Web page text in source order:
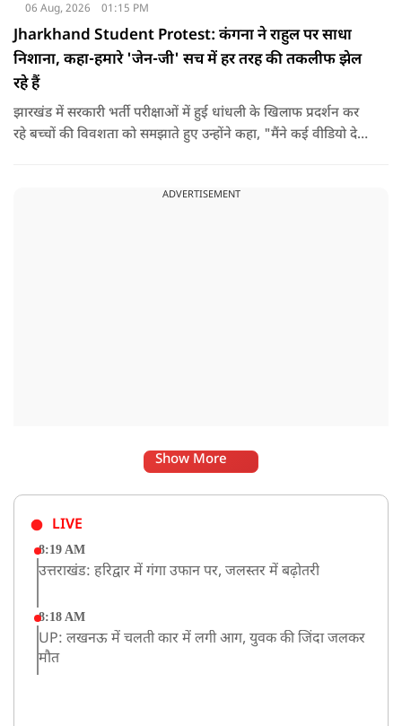
06 Aug, 2026 01:15 PM
Jharkhand Student Protest: कंगना ने राहुल पर साधा
निशाना, कहा-हमारे 'जेन-जी' सच में हर तरह की तकलीफ झेल
रहे हैं
झारखंड में सरकारी भर्ती परीक्षाओं में हुई धांधली के खिलाफ प्रदर्शन कर
रहे बच्चों की विवशता को समझाते हुए उन्होंने कहा, "मैंने कई वीडियो देखे
यहां तक गंभीर हैं कि बच्चों के पास ऑनलाइन फूड नहीं जा पा रहा है. ऐसी
ADVERTISEMENT
Show More
LIVE
8:19 AM
उत्तराखंड: हरिद्वार में गंगा उफान पर, जलस्तर में बढ़ोतरी
8:18 AM
UP: लखनऊ में चलती कार में लगी आग, युवक की जिंदा जलकर
मौत